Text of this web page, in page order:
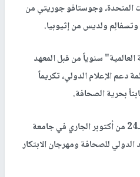
المتحدة، وجوستافو جوريتي من
ولديس من إثيوبيا.
سنوياً من قبل المعهد
دعم الإعلام الدولي، تكريماً
بحرية الصحافة.
وسيقام حفل تسليم الجوائز في الـ24 من أكتوبر الجاري في جامعة
الدولي للصحافة ومهرجان الابتكار